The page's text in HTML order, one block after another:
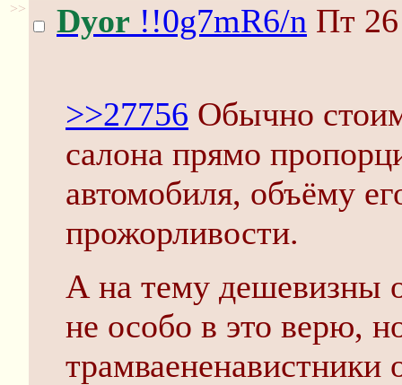
>> Dyor !!0g7mR6/n Пт
>>27756 Обычно
салона прямо
автомобиля, объёму
прожорливости.
А на тему дешевизны
не особо в это верю,